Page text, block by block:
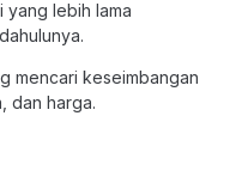
yang lebih lama
mencari keseimbangan
dan harga.